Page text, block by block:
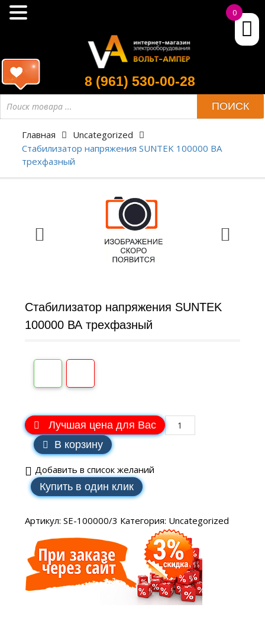
8 (961) 530-00-28
ПОИСК
Главная
Uncategorized
Стабилизатор напряжения SUNTEK 100000 ВА
трехфазный
Стабилизатор напряжения SUNTEK
100000 ВА трехфазный
Лучшая цена для Вас
В корзину
Добавить в список желаний
Купить в один клик
Артикул: SE-100000/3 Категория: Uncategorized
0